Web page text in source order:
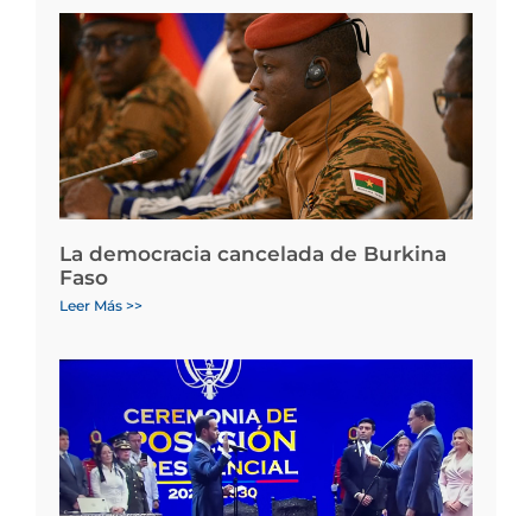
La democracia cancelada de Burkina
Faso
Leer Más >>